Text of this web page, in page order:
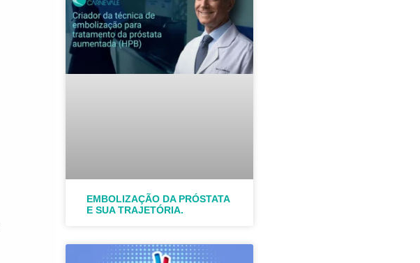
EMBOLIZAÇÃO DA PRÓSTATA
E SUA TRAJETÓRIA.